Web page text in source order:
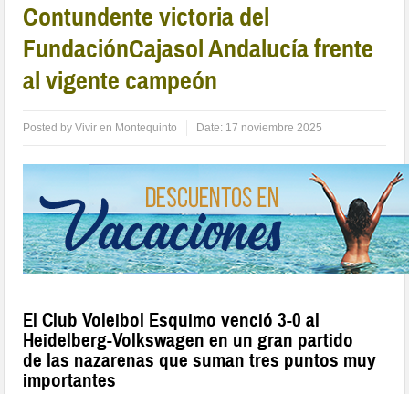
Contundente victoria del
FundaciónCajasol Andalucía frente
al vigente campeón
Posted byVivir en Montequinto Date: 17 noviembre 2025
El Club Voleibol Esquimo venció 3-0 al
Heidelberg-Volkswagen en un gran partido
de las nazarenas que suman tres puntos muy
importantes